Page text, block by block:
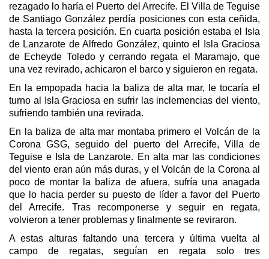
rezagado lo haría el Puerto del Arrecife. El Villa de Teguise
de Santiago González perdía posiciones con esta ceñida,
hasta la tercera posición. En cuarta posición estaba el Isla
de Lanzarote de Alfredo González, quinto el Isla Graciosa
de Echeyde Toledo y cerrando regata el Maramajo, que
una vez revirado, achicaron el barco y siguieron en regata.
En la empopada hacia la baliza de alta mar, le tocaría el
turno al Isla Graciosa en sufrir las inclemencias del viento,
sufriendo también una revirada.
En la baliza de alta mar montaba primero el Volcán de la
Corona GSG, seguido del puerto del Arrecife, Villa de
Teguise e Isla de Lanzarote. En alta mar las condiciones
del viento eran aún más duras, y el Volcán de la Corona al
poco de montar la baliza de afuera, sufría una anagada
que lo hacia perder su puesto de líder a favor del Puerto
del Arrecife. Tras recomponerse y seguir en regata,
volvieron a tener problemas y finalmente se reviraron.
A estas alturas faltando una tercera y última vuelta al
campo de regatas, seguían en regata solo tres